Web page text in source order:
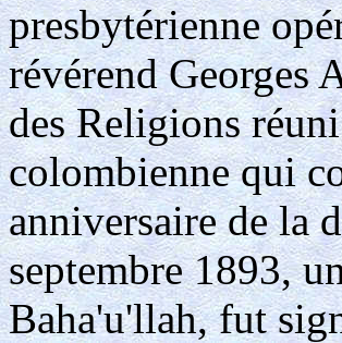
presbytérienne
révérend Georges
des Religions
colombienne qui
anniversaire de la
septembre 1893,
Baha'u'llah, fut